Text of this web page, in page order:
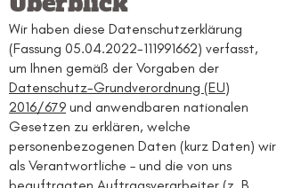
Wir haben diese Datenschutzerklärung
(Fassung 05.04.2022-111991662) verfasst,
um Ihnen gemäß der Vorgaben der
Datenschutz-Grundverordnung (EU)
2016/679 und anwendbaren nationalen
Gesetzen zu erklären, welche
personenbezogenen Daten (kurz Daten) wir
als Verantwortliche – und die von uns